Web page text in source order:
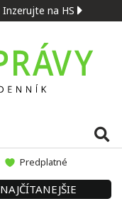
Inzerujte na HS
Predplatné
NAJČÍTANEJŠIE